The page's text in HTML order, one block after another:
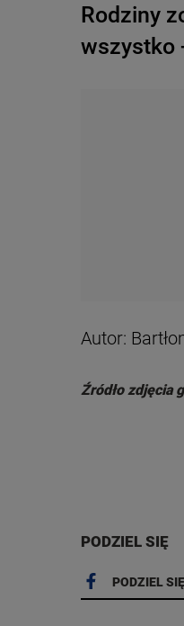
Rodziny
wszystko
Autor:
Źródło zdjęcia
PODZIEL SIĘ
PODZIEL SIĘ